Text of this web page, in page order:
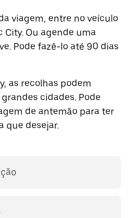
viagem, entre no veículo
Ou agende uma
Pode fazê-lo até 90 dias
as recolhas podem
cidades. Pode
de antemão para ter
que desejar.